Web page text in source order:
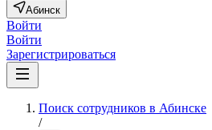
Абинск
Войти
Войти
Зарегистрироваться
Поиск сотрудников в Абинске
/